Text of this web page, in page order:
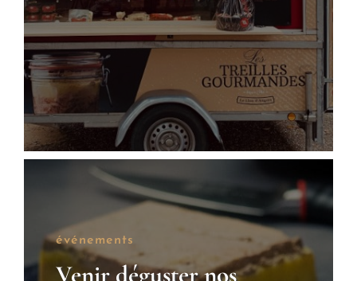
événements
Venir déguster nos